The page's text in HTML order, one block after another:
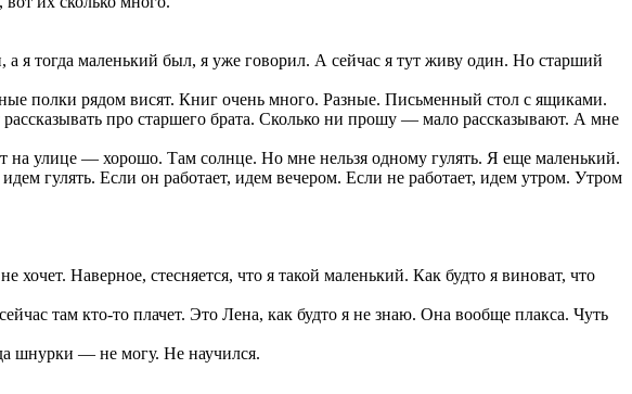
я тогда маленький был, я уже говорил. А сейчас я тут живу один. Но старший
полки рядом висят. Книг очень много. Разные. Письменный стол с ящиками.
про старшего брата. Сколько ни прошу — мало рассказывают. А мне
улице — хорошо. Там солнце. Но мне нельзя одному гулять. Я еще маленький.
гулять. Если он работает, идем вечером. Если не работает, идем утром. Утром
Наверное, стесняется, что я такой маленький. Как будто я виноват, что
там кто-то плачет. Это Лена, как будто я не знаю. Она вообще плакса. Чуть
шнурки — не могу. Не научился.